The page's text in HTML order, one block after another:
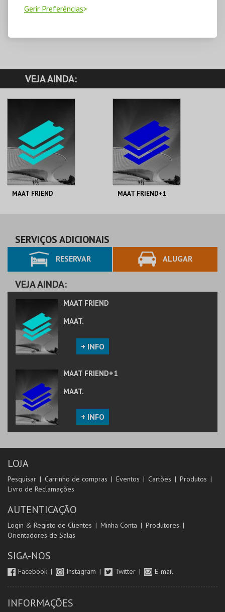
Gerir Preferências
VEJA AINDA:
MAAT FRIEND
AQUISIÇÃO
MAIS INFO
COMPRAR
MAAT FRIEND+1
MAIS INFO
SERVIÇOS ADICIONAIS
RESERVAR ALUGAR
VEJA AINDA:
MAAT FRIEND
MAAT.
+ INFO
MAAT FRIEND+1
MAAT.
+ INFO
LOJA
Pesquisar Carrinho de compras Eventos Cartões
Produtos
Livro de Reclamações
AUTENTICAÇÃO
Login & Registo de Clientes Minha Conta
Produtores
Orientadores de Salas
SIGA-NOS
Facebook Instagram Twitter E-mail
INFORMAÇÕES